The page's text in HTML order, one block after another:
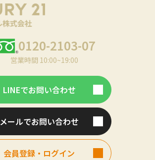
0120-2103-07
営業時間 10:00~19:00
LINEでお問い合わせ
メールでお問い合わせ
会員登録・ログイン